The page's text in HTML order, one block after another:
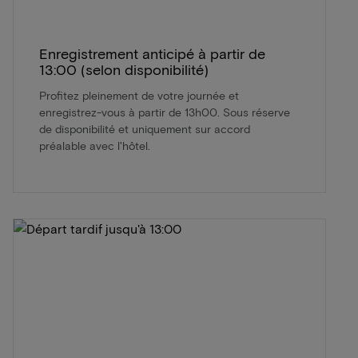
Enregistrement anticipé à partir de
13:00 (selon disponibilité)
Profitez pleinement de votre journée et
enregistrez-vous à partir de 13h00. Sous réserve
de disponibilité et uniquement sur accord
préalable avec l'hôtel.